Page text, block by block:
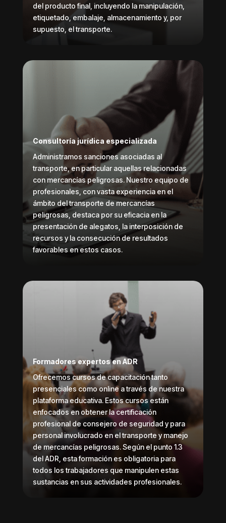
del producto final, incluyendo la manipulación,
etiquetado, embalaje, almacenamiento y, por
supuesto, el transporte.
Consultoría jurídica especializada
Administramos sanciones asociadas al
transporte, en particular aquellas relacionadas
con mercancías peligrosas. Nuestro equipo de
profesionales, con vasta experiencia en el
ámbito del transporte de mercancías
peligrosas, destaca por su eficacia en la
presentación de alegatos, la interposición de
recursos y la consecución de resultados
favorables en estos casos.
Formadores expertos en ADR
Ofrecemos cursos de capacitación tanto
presenciales como online a través de nuestra
plataforma educativa. Estos cursos están
enfocados en obtener la certificación
profesional de consejero de seguridad y para
personal involucrado en el transporte y manejo
de mercancías peligrosas. Según el punto 1.3
del ADR, esta formación es obligatoria para
todos los trabajadores que manipulen estas
sustancias en sus actividades profesionales.